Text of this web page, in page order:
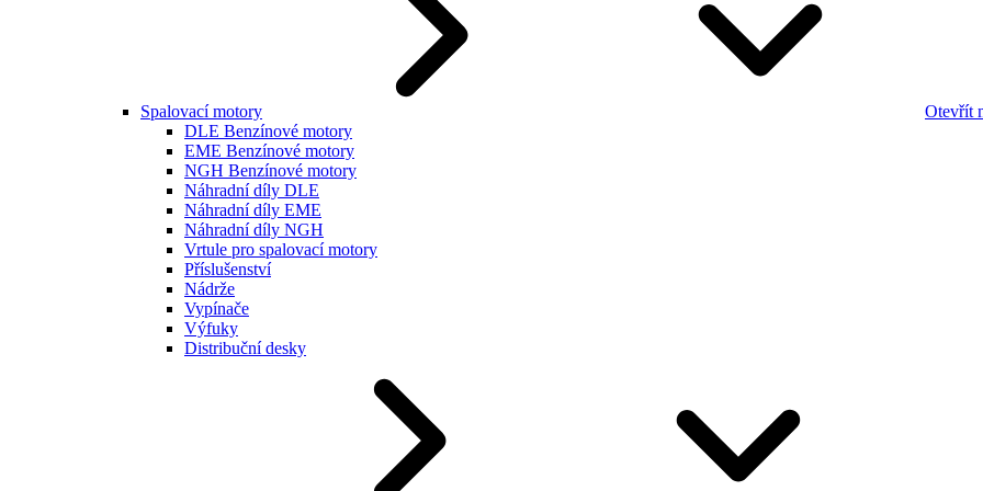
Spalovací motory
Otevřít
DLE Benzínové motory
EME Benzínové motory
NGH Benzínové motory
Náhradní díly DLE
Náhradní díly EME
Náhradní díly NGH
Vrtule pro spalovací motory
Příslušenství
Nádrže
Vypínače
Výfuky
Distribuční desky